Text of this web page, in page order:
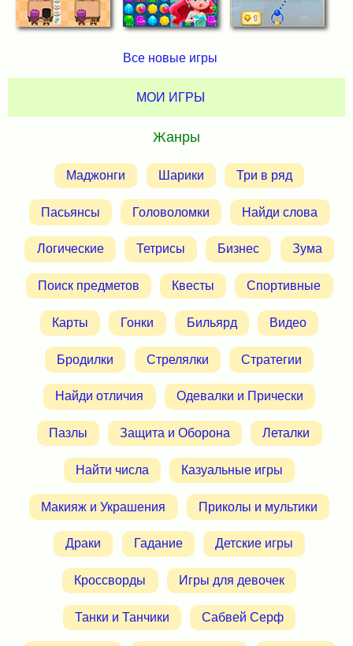
Все новые игры
МОИ ИГРЫ
Жанры
Маджонги Шарики Три в ряд
Пасьянсы Головоломки Найди слова
Логические Тетрисы Бизнес Зума
Поиск предметов Квесты Спортивные
Карты Гонки Бильярд Видео
Бродилки Стрелялки Стратегии
Найди отличия Одевалки и Прически
Пазлы Защита и Оборона Леталки
Найти числа Казуальные игры
Макияж и Украшения Приколы и мультики
Драки Гадание Детские игры
Кроссворды Игры для девочек
Танки и Танчики Сабвей Серф